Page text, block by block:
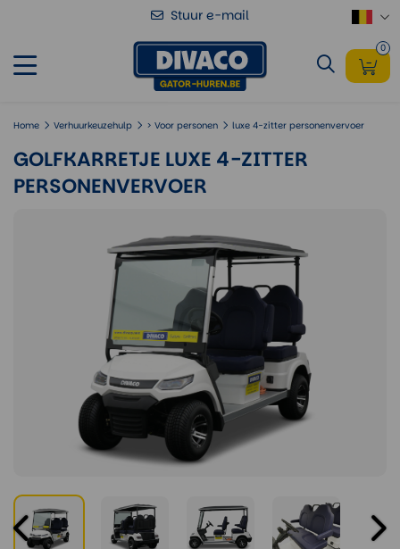
Stuur e-mail
0
Home Verhuurkeuzehulp > Voor personen luxe 4-zitter personenvervoer
GOLFKARRETJE LUXE 4-ZITTER
PERSONENVERVOER
personenvervoer